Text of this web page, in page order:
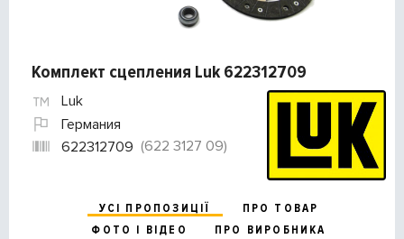
Комплект сцепления Luk 622312709
Luk
Германия
622312709 (622 3127 09)
УСІ ПРОПОЗИЦІЇ
ПРО ТОВАР
ФОТО І ВІДЕО
ПРО ВИРОБНИКА